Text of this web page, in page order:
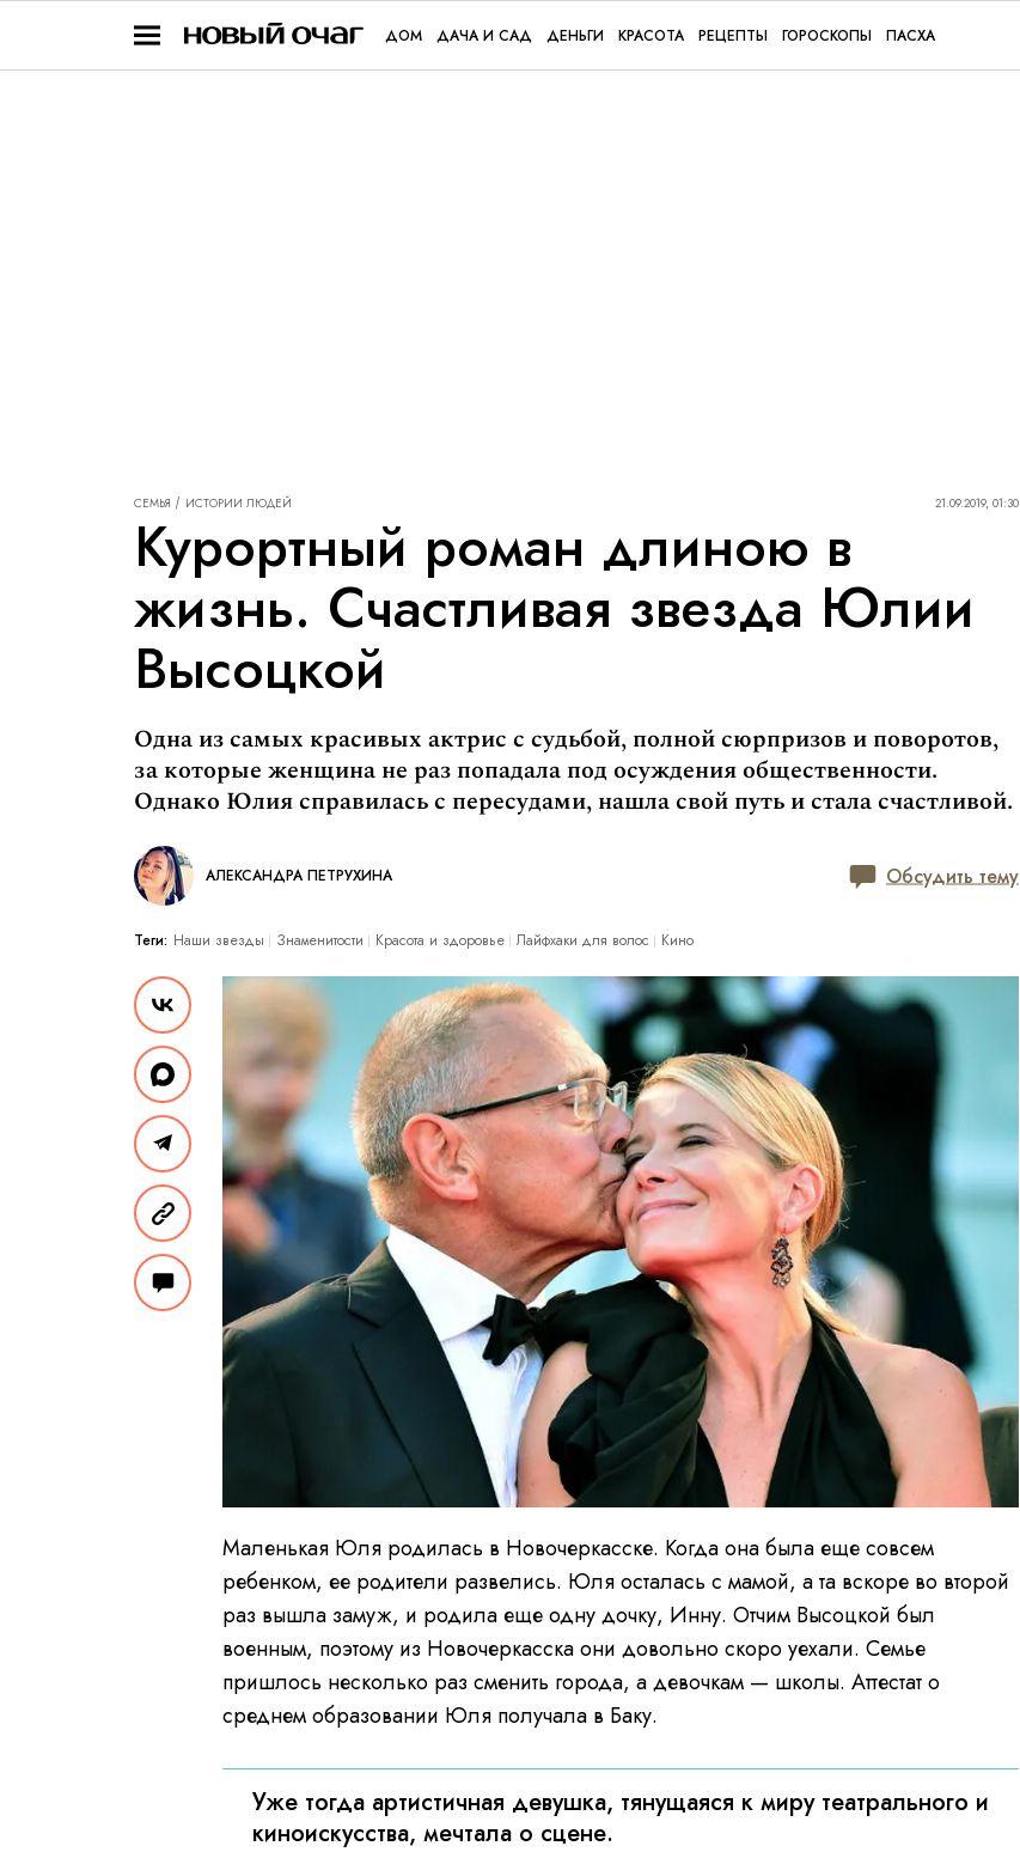
ДОМ ДАЧА И САД ДЕНЬГИ КРАСОТА РЕЦЕПТЫ ГОРОСКОПЫ ПАСХА
СЕМЬЯ ИСТОРИИ ЛЮДЕЙ 21.09.2019, 01:30
Курортный роман длиною в
жизнь. Счастливая звезда Юлии
Высоцкой
Одна из самых красивых актрис с судьбой, полной сюрпризов и поворотов,
за которые женщина не раз попадала под осуждения общественности.
Однако Юлия справилась с пересудами, нашла свой путь и стала счастливой.
АЛЕКСАНДРА ПЕТРУХИНА Обсудить тему
Теги: Наши звезды Знаменитости Красота и здоровье Лайфхаки для волос Кино
Маленькая Юля родилась в Новочеркасске. Когда она была еще совсем
ребенком, ее родители развелись. Юля осталась с мамой, а та вскоре во второй
раз вышла замуж, и родила еще одну дочку, Инну. Отчим Высоцкой был
военным, поэтому из Новочеркасска они довольно скоро уехали. Семье
пришлось несколько раз сменить города, а девочкам — школы. Аттестат о
среднем образовании Юля получала в Баку.
Уже тогда артистичная девушка, тянущаяся к миру театрального и
киноискусства, мечтала о сцене.